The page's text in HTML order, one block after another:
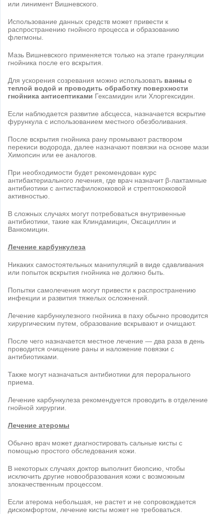
или линимент Вишневского.
Использование данных средств может привести к
распространению гнойного процесса и образованию
флегмоны.
Мазь Вишневского применяется только на этапе грануляции
гнойника после его вскрытия.
Для ускорения созревания можно использовать ванны с
теплой водой и проводить обработку поверхности
гнойника антисептиками Гексамидин или Хлоргексидин.
Если наблюдается развитие абсцесса, назначается вскрытие
фурункула с использованием местного обезболивания.
После вскрытия гнойника рану промывают раствором
перекиси водорода, далее назначают повязки на основе мази
Химопсин или ее аналогов.
При необходимости будет рекомендован курс
антибактериального лечения, где врач назначит β-лактамные
антибиотики с антистафилококковой и стрептококковой
активностью.
В сложных случаях могут потребоваться внутривенные
антибиотики, такие как Клиндамицин, Оксациллин и
Ванкомицин.
Лечение карбункулеза
Никаких самостоятельных манипуляций в виде сдавливания
или попыток вскрытия гнойника не должно быть.
Попытки самолечения могут привести к распространению
инфекции и развития тяжелых осложнений.
Лечение карбункулезного гнойника в паху обычно проводится
хирургическим путем, образование вскрывают и очищают.
После чего назначается местное лечение — два раза в день
проводится очищение раны и наложение повязки с
антибиотиками.
Также могут назначаться антибиотики для перорального
приема.
Лечение карбункулеза рекомендуется проводить в отделение
гнойной хирургии.
Лечение атеромы
Обычно врач может диагностировать сальные кисты с
помощью простого обследования кожи.
В некоторых случаях доктор выполнит биопсию, чтобы
исключить другие новообразования кожи с возможным
злокачественным процессом.
Если атерома небольшая, не растет и не сопровождается
дискомфортом, лечение кисты может не требоваться.